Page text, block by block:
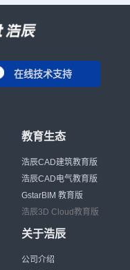
在线技术支持
教育生态
浩辰CAD建筑教育版
浩辰CAD电气教育版
GstarBIM 教育版
浩辰3D Cloud教育版
关于浩辰
公司介绍